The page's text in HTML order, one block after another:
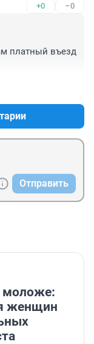
+0 –0
платный въезд
Отправить
моложе:
женщин